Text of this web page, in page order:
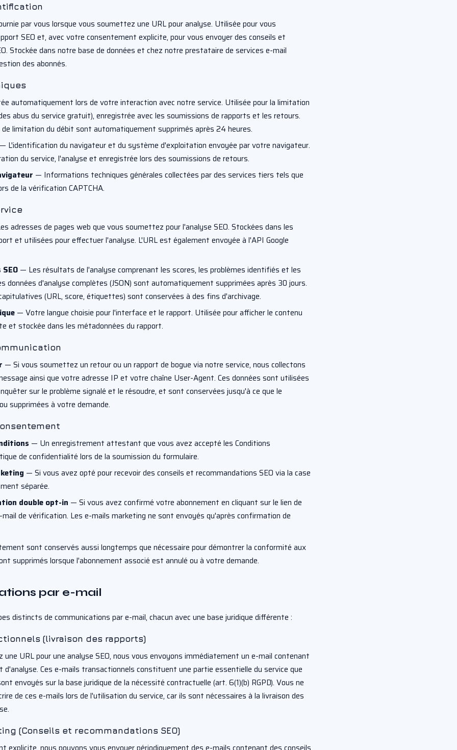
par vous lorsque vous soumettez une URL pour analyse. Utilisée pour vous
SEO et, avec votre consentement explicite, pour vous envoyer des conseils et
Stockée dans notre base de données et chez notre prestataire de services e-mail
des abonnés.
automatiquement lors de votre interaction avec notre service. Utilisée pour la limitation
abus du service gratuit), enregistrée avec les soumissions de rapports et les retours.
limitation du débit sont automatiquement supprimés après 24 heures.
L'identification du navigateur et du système d'exploitation envoyée par votre navigateur.
du service, l'analyse et enregistrée lors des soumissions de retours.
— Informations techniques générales collectées par des services tiers tels que
de la vérification CAPTCHA.
adresses de pages web que vous soumettez pour l'analyse SEO. Stockées dans les
et utilisées pour effectuer l'analyse. L'URL est également envoyée à l'API Google
— Les résultats de l'analyse comprenant les scores, les problèmes identifiés et les
données d'analyse complètes (JSON) sont automatiquement supprimées après 30 jours.
(URL, score, étiquettes) sont conservées à des fins d'archivage.
— Votre langue choisie pour l'interface et le rapport. Utilisée pour afficher le contenu
et stockée dans les métadonnées du rapport.
— Si vous soumettez un retour ou un rapport de bogue via notre service, nous collectons
ainsi que votre adresse IP et votre chaîne User-Agent. Ces données sont utilisées
sur le problème signalé et le résoudre, et sont conservées jusqu'à ce que le
supprimées à votre demande.
— Un enregistrement attestant que vous avez accepté les Conditions
de confidentialité lors de la soumission du formulaire.
— Si vous avez opté pour recevoir des conseils et recommandations SEO via la case
séparée.
double opt-in — Si vous avez confirmé votre abonnement en cliquant sur le lien de
de vérification. Les e-mails marketing ne sont envoyés qu'après confirmation de
sont conservés aussi longtemps que nécessaire pour démontrer la conformité aux
supprimés lorsque l'abonnement associé est annulé ou à votre demande.
par e-mail
distincts de communications par e-mail, chacun avec une base juridique différente :
(livraison des rapports)
URL pour une analyse SEO, nous vous envoyons immédiatement un e-mail contenant
d'analyse. Ces e-mails transactionnels constituent une partie essentielle du service que
envoyés sur la base juridique de la nécessité contractuelle (art. 6(1)(b) RGPD). Vous ne
de ces e-mails lors de l'utilisation du service, car ils sont nécessaires à la livraison des
(Conseils et recommandations SEO)